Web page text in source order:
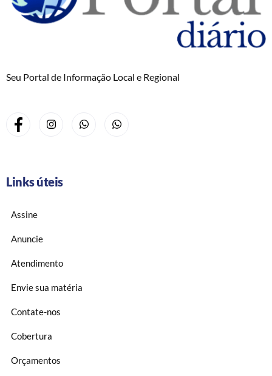
Seu Portal de Informação Local e Regional
Links úteis
Assine
Anuncie
Atendimento
Envie sua matéria
Contate-nos
Cobertura
Orçamentos